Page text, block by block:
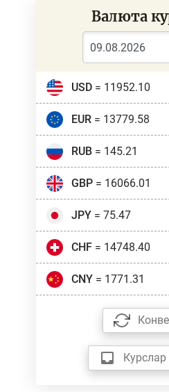
Валюта
USD= 11952.10
EUR= 13779.58
RUB= 145.21
GBP= 16066.01
JPY= 75.47
CHF= 14748.40
CNY= 1771.31